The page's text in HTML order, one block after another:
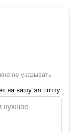
не указывать
на вашу эл.почту